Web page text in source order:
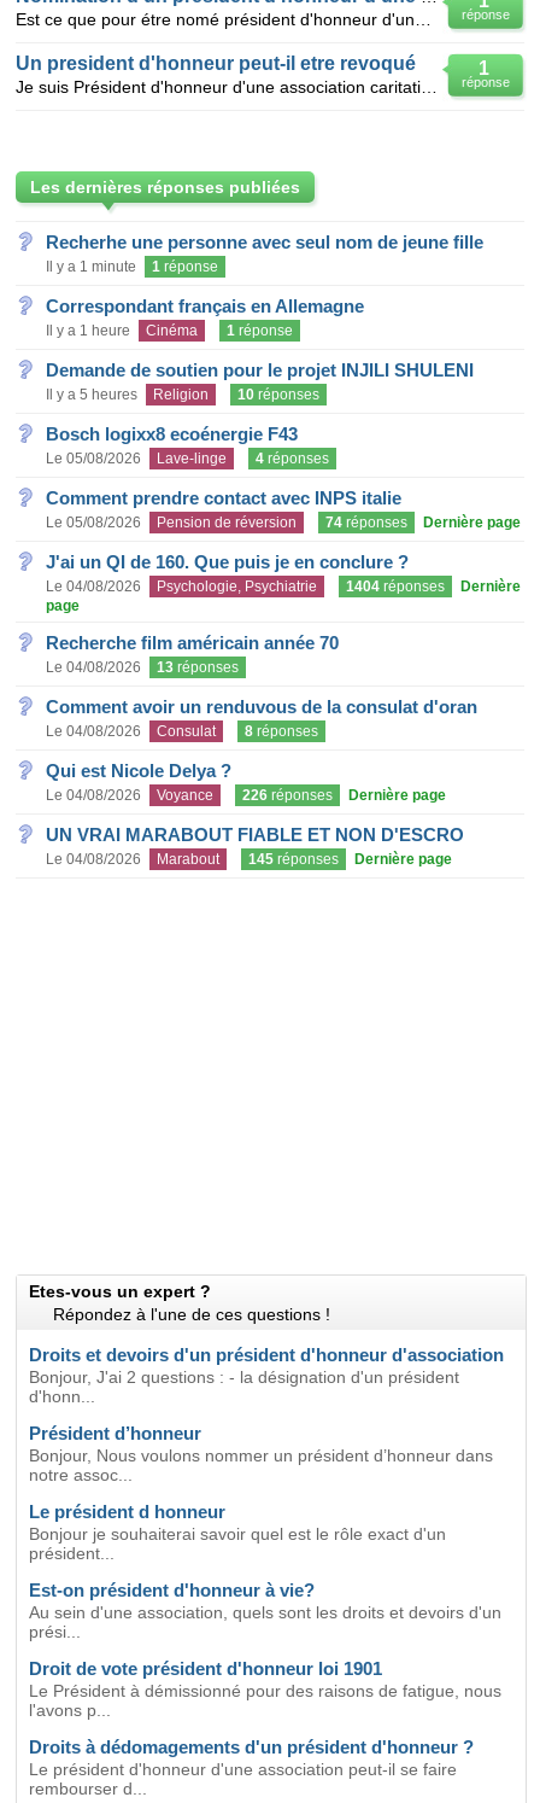
réponse
1
réponse
Un president d'honneur peut-il etre revoqué
Les dernières réponses publiées
Recherhe une personne avec seul nom de jeune fille
Il y a 1 minute 1 réponse
Correspondant français en Allemagne
Il y a 1 heure Cinéma 1 réponse
Demande de soutien pour le projet INJILI SHULENI
Il y a 5 heures Religion 10 réponses
Bosch logixx8 ecoénergie F43
Le 05/08/2026 Lave-linge 4 réponses
Comment prendre contact avec INPS italie
Le 05/08/2026 Pension de réversion 74 réponses Dernière page
J'ai un QI de 160. Que puis je en conclure ?
Le 04/08/2026 Psychologie, Psychiatrie 1404 réponses
Dernière
page
Recherche film américain année 70
Le 04/08/2026 13 réponses
Comment avoir un renduvous de la consulat d'oran
Le 04/08/2026 Consulat 8 réponses
Qui est Nicole Delya ?
Le 04/08/2026 Voyance 226 réponses Dernière page
UN VRAI MARABOUT FIABLE ET NON D'ESCRO
Le 04/08/2026 Marabout 145 réponses Dernière page
Etes-vous un expert ?
Répondez à l'une de ces questions !
Droits et devoirs d'un président d'honneur d'association
Bonjour, J'ai 2 questions : - la désignation d'un président
d'honn...
Président d’honneur
Bonjour, Nous voulons nommer un président d’honneur dans
notre assoc...
Le président d honneur
Bonjour je souhaiterai savoir quel est le rôle exact d'un
président...
Est-on président d'honneur à vie?
Au sein d'une association, quels sont les droits et devoirs d'un
prési...
Droit de vote président d'honneur loi 1901
Le Président à démissionné pour des raisons de fatigue, nous
l'avons p...
Droits à dédomagements d'un président d'honneur ?
Le président d'honneur d'une association peut-il se faire
rembourser d...